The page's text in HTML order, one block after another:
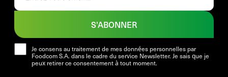
Je consens au traitement de mes données personnelles par
Foodcom S.A. dans le cadre du service Newsletter. Je sais que je
peux retirer ce consentement à tout moment.
S'ABONNER